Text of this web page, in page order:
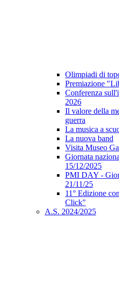
Olimpiadi di
Premiazione
Conferenza
2026
Il valore della
guerra
La musica a
La nuova band
Visita Museo
Giornata
15/12/2025
PMI DAY -
21/11/25
11° Edizione
Click"
A.S. 2024/2025